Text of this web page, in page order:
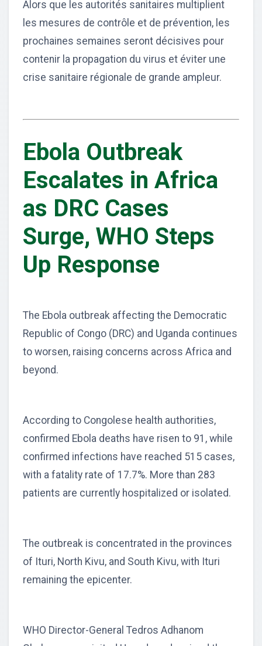
Alors que les autorités sanitaires multiplient
les mesures de contrôle et de prévention, les
prochaines semaines seront décisives pour
contenir la propagation du virus et éviter une
crise sanitaire régionale de grande ampleur.
Ebola Outbreak
Escalates in Africa
as DRC Cases
Surge, WHO Steps
Up Response
The Ebola outbreak affecting the Democratic
Republic of Congo (DRC) and Uganda continues
to worsen, raising concerns across Africa and
beyond.
According to Congolese health authorities,
confirmed Ebola deaths have risen to 91, while
confirmed infections have reached 515 cases,
with a fatality rate of 17.7%. More than 283
patients are currently hospitalized or isolated.
The outbreak is concentrated in the provinces
of Ituri, North Kivu, and South Kivu, with Ituri
remaining the epicenter.
WHO Director-General Tedros Adhanom